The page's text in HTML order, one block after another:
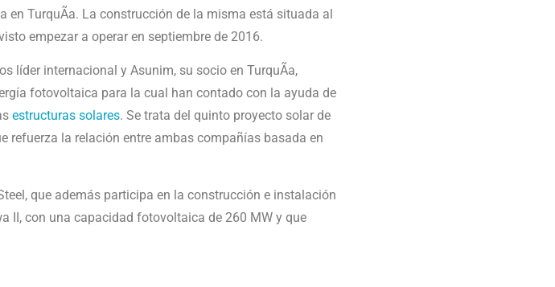
TurquÃ­a. La construcción de la misma está situada al
empezar a operar en septiembre de 2016.
líder internacional y Asunim, su socio en TurquÃ­a,
fotovoltaica para la cual han contado con la ayuda de
estructuras solares. Se trata del quinto proyecto solar de
refuerza la relación entre ambas compañías basada en
que además participa en la construcción e instalación
II, con una capacidad fotovoltaica de 260 MW y que